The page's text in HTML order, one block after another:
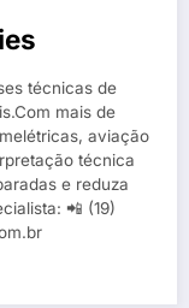
técnicas de
mais de
aviação
técnica
e reduza
📲 (19)